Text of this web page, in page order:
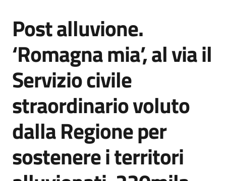
Agenzia
informazione
e
comunicazione
su
Salta al contenuto
Post alluvione.
‘Romagna mia’, al via il
Servizio civile
straordinario voluto
dalla Regione per
sostenere i territori